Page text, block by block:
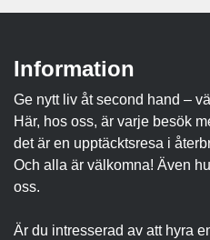
Information
Ge nytt liv åt second hand –
Här, hos oss, är varje besök
det är en upptäcktsresa i
Och alla är välkomna! Även
oss.
Är du intresserad av att hyra